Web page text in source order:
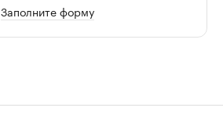
Заполните форму